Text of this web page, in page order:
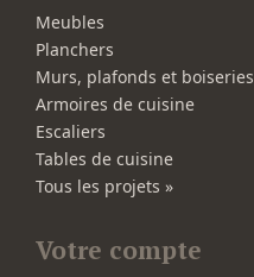
Meubles
Planchers
Murs, plafonds et boiseries
Armoires de cuisine
Escaliers
Tables de cuisine
Tous les projets »
Votre compte